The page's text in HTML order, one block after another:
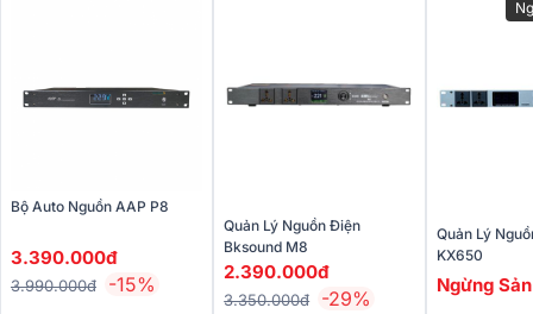
Bộ Auto Nguồn AAP P8
3.390.000đ
3.990.000đ -15%
Quản Lý Nguồn Điện
Bksound M8
2.390.000đ
3.350.000đ -29%
Quản Lý
KX650
Ngừng